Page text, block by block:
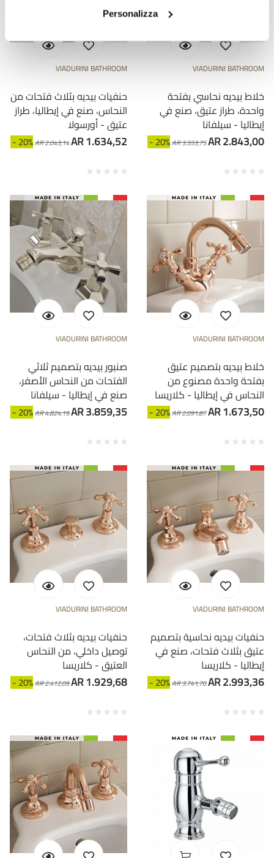
Personalizza
VIADURINI BATHROOM
حنفيات بيديه بثلاث فتحات من
النحاس، صنع في إيطاليا، طراز
عتيق - أورسولا
- 20%AR 2.043,14AR 1.634,52
VIADURINI BATHROOM
خلاط بيديه نحاسي بفتحة
واحدة، طراز عتيق، صنع في
إيطاليا - سيلفانا
- 20%AR 3.553,75AR 2.843,00
VIADURINI BATHROOM
صنبور بيديه بتصميم ثلاثي
الفتحات من النحاس الأصفر،
صنع في إيطاليا - سيلفانا
- 20%AR 4.824,19AR 3.859,35
VIADURINI BATHROOM
خلاط بيديه بتصميم عتيق
بفتحة واحدة مصنوع من
النحاس في إيطاليا - كلاريسا
- 20%AR 2.091,87AR 1.673,50
VIADURINI BATHROOM
حنفيات بيديه بثلاث فتحات،
توصيل داخلي، من النحاس
العتيق - كلاريسا
- 20%AR 2.412,09AR 1.929,68
VIADURINI BATHROOM
حنفيات بيديه نحاسية بتصميم
عتيق بثلاث فتحات، صنع في
إيطاليا - كلاريسا
- 20%AR 3.741,70AR 2.993,36